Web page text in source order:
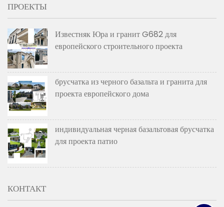
ПРОЕКТЫ
Известняк Юра и гранит G682 для
европейского строительного проекта
брусчатка из черного базальта и гранита для
проекта европейского дома
индивидуальная черная базальтовая брусчатка
для проекта патио
КОНТАКТ